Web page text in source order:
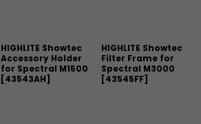
HIGHLITE Showtec
Accessory Holder
for Spectral M1500
[43543AH]
HIGHLITE Showtec
Filter Frame for
Spectral M3000
[43545FF]